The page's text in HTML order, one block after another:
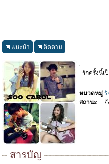
แนะนำ ติดตาม
รักครั้งนี้เ
หมวดหมู่ รั
สถานะ
ยั
สารบัญ